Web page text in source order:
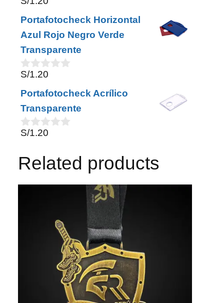
f
5
0
u
t
o
f
5
Portafotocheck Horizontal
Azul Rojo Negro Verde
Transparente
0
u
t
o
f
5
S/1.20
Portafotocheck Acrílico
Transparente
0
t
f
S/1.20
Related products